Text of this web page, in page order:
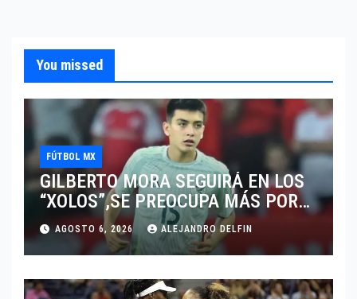
You missed
FÚTBOL MX
GILBERTO MORA SEGUIRÁ EN LOS
“XOLOS”,SE PREOCUPA MÁS POR
JUGAR EN SU EQUIPO.
AGOSTO 6, 2026 ALEJANDRO DELFIN